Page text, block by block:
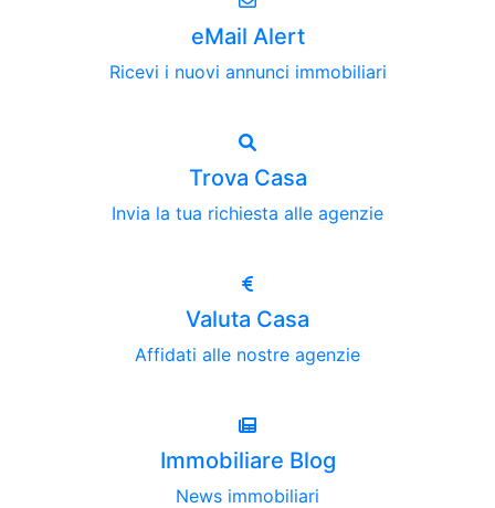
eMail Alert
Ricevi i nuovi annunci immobiliari
Trova Casa
Invia la tua richiesta alle agenzie
Valuta Casa
Affidati alle nostre agenzie
Immobiliare Blog
News immobiliari